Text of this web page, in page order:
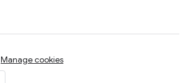
Manage cookies